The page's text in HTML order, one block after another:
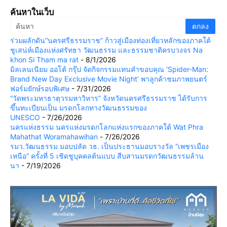
ค้นหาในเว็บ
ร่วมผลักดัน“นครศรีธรรมราช” ก้าวสู่เมืองท่องเที่ยวหลักของภาคใต้
ชูเสน่ห์เมืองแห่งศรัทธา วัฒนธรรม และธรรมชาติครบวงจร Na
khon Si Tham ma rat - 8/1/2026
มิลเลนเนียม ออโต้ กรุ๊ป จัดกิจกรรมแทนคำขอบคุณ ‘Spider-Man:
Brand New Day Exclusive Movie Night’ พาลูกค้าชมภาพยนตร์
ฟอร์มยักษ์รอบพิเศษ - 7/31/2026
“วัดพระมหาธาตุวรมหาวิหาร” จังหวัดนครศรีธรรมราช ได้รับการ
ขึ้นทะเบียนเป็น มรดกโลกทางวัฒนธรรมของ
UNESCO - 7/26/2026
นครแห่งธรรม นครแห่งมรดกโลกแห่งแรกของภาคใต้ Wat Phra
Mahathat Woramahawihan - 7/26/2026
รมว.วัฒนธรรม มอบปลัด วธ. เป็นประธานมอบรางวัล “เพชรเมือง
เหนือ” ครั้งที่ 5 เชิดชูบุคคลต้นแบบ สืบสานมรดกวัฒนธรรมล้าน
นา - 7/19/2026